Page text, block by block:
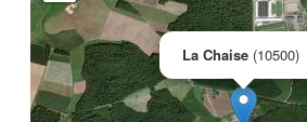
La Chaise (10500)